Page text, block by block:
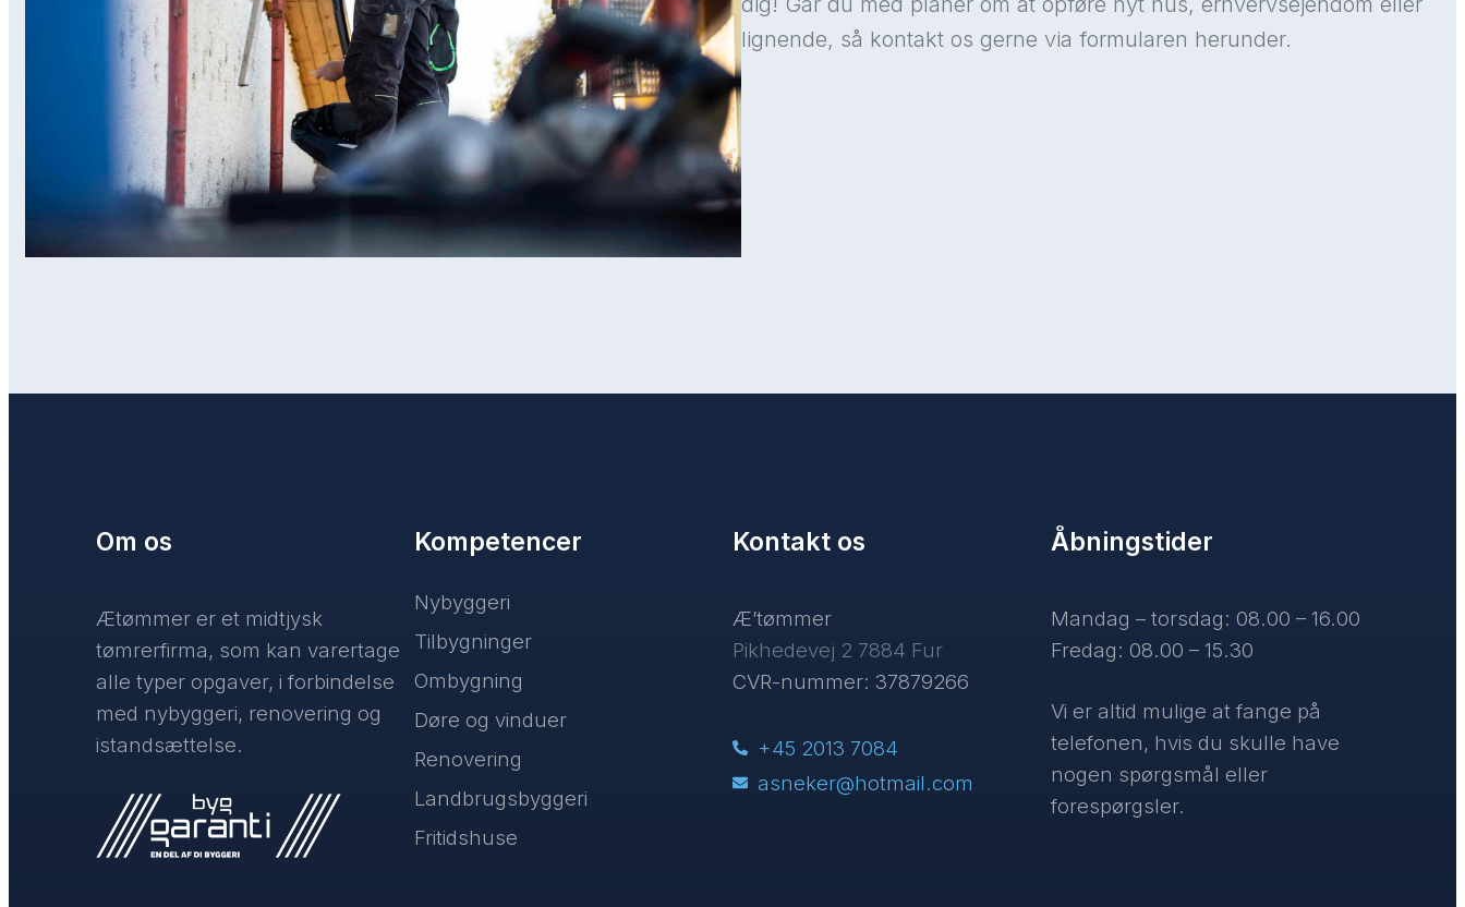
lignende, så kontakt os gerne via formularen herunder.
Om os
Ætømmer er et midtjysk
tømrerfirma, som kan varertage
alle typer opgaver, i forbindelse
med nybyggeri, renovering og
istandsættelse.
Kompetencer
Nybyggeri
Tilbygninger
Ombygning
Døre og vinduer
Renovering
Landbrugsbyggeri
Fritidshuse
Kontakt os
​Æ’tømmer
Pikhedevej 2 7884 Fur
CVR-nummer: 37879266
+45 2013 7084
asneker@hotmail.com
Åbningstider
Mandag – torsdag: 08.00 – 16.00
Fredag: 08.00 – 15.30
Vi er altid mulige at fange på
telefonen, hvis du skulle have
nogen spørgsmål eller
forespørgsler.